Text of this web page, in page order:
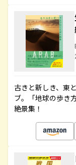
古きと新しき、東
ブ。「地球の歩き
絶景集！